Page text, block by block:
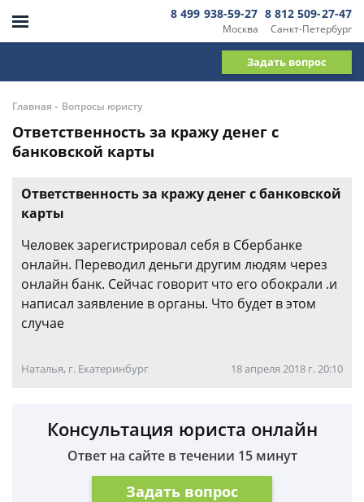
Москва
8 499 938-59-27
Санкт-Петербург
8 812 509-27-47
Задать вопрос
Главная - Вопросы юристу
Ответственность за кражу денег с
банковской карты
Ответственность за кражу денег с банковской
карты
Человек зарегистрировал себя в Сбербанке
онлайн. Переводил деньги другим людям через
онлайн банк. Сейчас говорит что его обокрали .и
написал заявление в органы. Что будет в этом
случае
Наталья, г. Екатеринбург 18 апреля 2018 г. 20:10
Консультация юриста онлайн
Ответ на сайте в течении 15 минут
Задать вопрос